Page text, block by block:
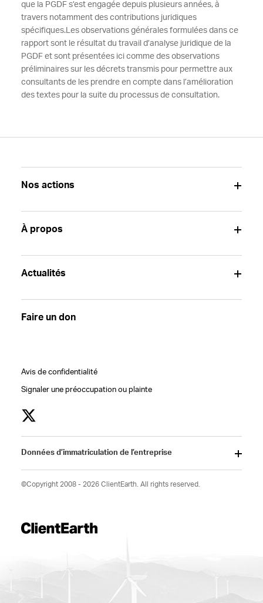
que la PGDF s’est engagée depuis plusieurs années, à
travers notamment des contributions juridiques
spécifiques.Les observations générales formulées dans ce
rapport sont le résultat du travail d’analyse juridique de la
PGDF et sont présentées ici comme des observations
préliminaires sur les décrets transmis pour permettre aux
consultants de les prendre en compte dans l’amélioration
des textes pour la suite du processus de consultation.
Nos actions
À propos
Actualités
Faire un don
Avis de confidentialité
Signaler une préoccupation ou plainte
Données d’immatriculation de l’entreprise
©Copyright 2008 - 2026 ClientEarth. All rights reserved.